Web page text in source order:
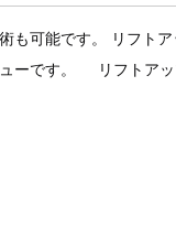
も可能です。 リフト
ーです。 リフトアッ